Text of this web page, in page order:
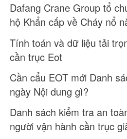
Dafang Crane Group tổ
hộ Khẩn cấp về Cháy nổ
Tính toán và dữ liệu tải
cần trục Eot
Cần cẩu EOT mới Danh
ngày Nội dung gì?
Danh sách kiểm tra an
người vận hành cần trục